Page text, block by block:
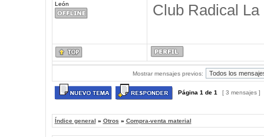
León
Club Radical La
Mostrar mensajes previos:
Página 1 de 1 [ 3 mensajes ]
Índice general » Otros » Compra-venta material